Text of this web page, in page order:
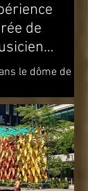
de
cercle
le dôme de la
heureuse de